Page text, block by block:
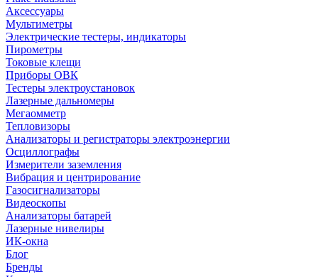
Аксессуары
Мультиметры
Электрические тестеры, индикаторы
Пирометры
Токовые клещи
Приборы ОВК
Тестеры электроустановок
Лазерные дальномеры
Мегаомметр
Тепловизоры
Анализаторы и регистраторы электроэнергии
Осциллографы
Измерители заземления
Вибрация и центрирование
Газосигнализаторы
Видеоскопы
Анализаторы батарей
Лазерные нивелиры
ИК-окна
Блог
Бренды